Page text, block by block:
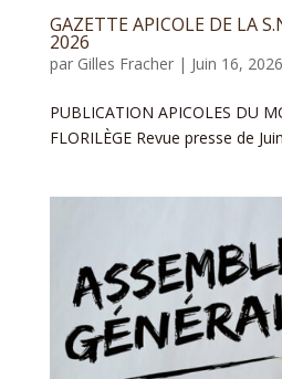
GAZETTE APICOLE DE LA
2026
par Gilles Fracher| Juin 16, 2026
PUBLICATION APICOLES DU
FLORILÈGE Revue presse de